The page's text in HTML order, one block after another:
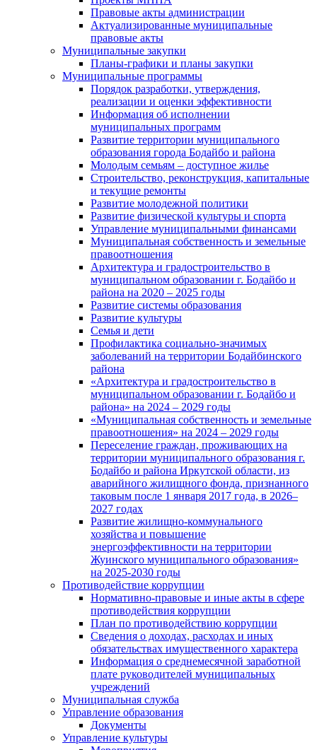
Правовые акты администрации
Актуализированные муниципальные
правовые акты
Муниципальные закупки
Планы-графики и планы закупки
Муниципальные программы
Порядок разработки, утверждения,
реализации и оценки эффективности
Информация об исполнении
муниципальных программ
Развитие территории муниципального
образования города Бодайбо и района
Молодым семьям – доступное жилье
Строительство, реконструкция, капитальные
и текущие ремонты
Развитие молодежной политики
Развитие физической культуры и спорта
Управление муниципальными финансами
Муниципальная собственность и земельные
правоотношения
Архитектура и градостроительство в
муниципальном образовании г. Бодайбо и
района на 2020 – 2025 годы
Развитие системы образования
Развитие культуры
Семья и дети
Профилактика социально-значимых
заболеваний на территории Бодайбинского
района
«Архитектура и градостроительство в
муниципальном образовании г. Бодайбо и
района» на 2024 – 2029 годы
«Муниципальная собственность и земельные
правоотношения» на 2024 – 2029 годы
Переселение граждан, проживающих на
территории муниципального образования г.
Бодайбо и района Иркутской области, из
аварийного жилищного фонда, признанного
таковым после 1 января 2017 года, в 2026–
2027 годах
Развитие жилищно-коммунального
хозяйства и повышение
энергоэффективности на территории
Жуинского муниципального образования»
на 2025-2030 годы
Противодействие коррупции
Нормативно-правовые и иные акты в сфере
противодействия коррупции
План по противодействию коррупции
Сведения о доходах, расходах и иных
обязательствах имущественного характера
Информация о среднемесячной заработной
плате руководителей муниципальных
учреждений
Муниципальная служба
Управление образования
Документы
Управление культуры